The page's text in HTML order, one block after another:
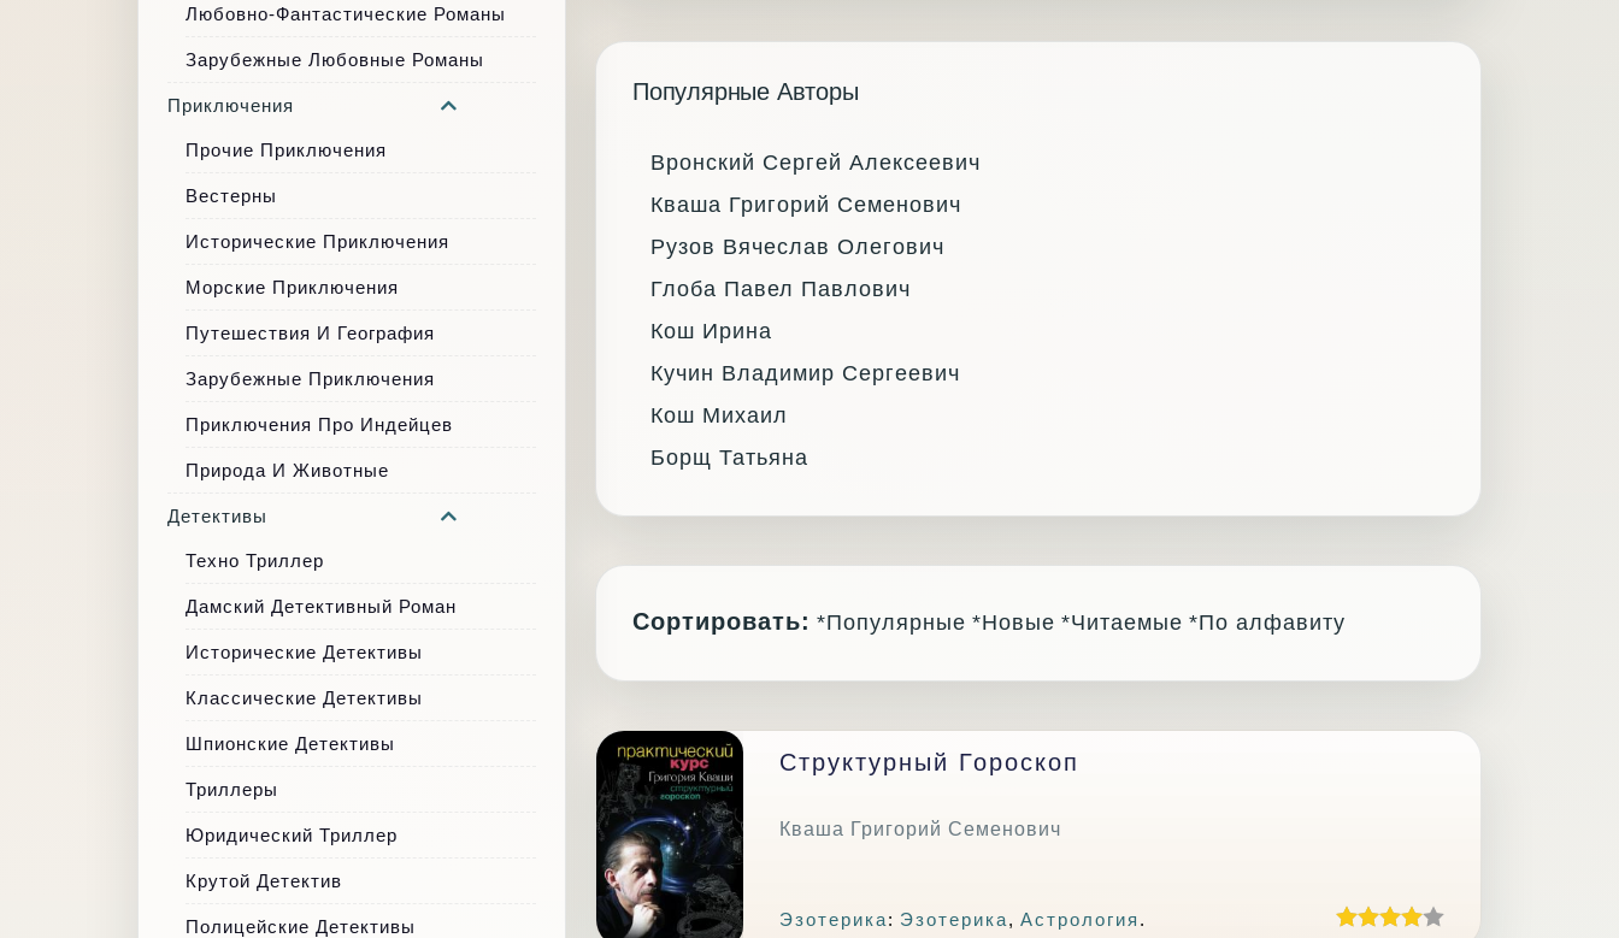
Популярные Авторы
Вронский Сергей Алексеевич
Кваша Григорий Семенович
Рузов Вячеслав Олегович
Глоба Павел Павлович
Кош Ирина
Кучин Владимир Сергеевич
Кош Михаил
Борщ Татьяна
Сортировать: *Популярные *Новые *Читаемые *По алфавиту
Структурный Гороскоп
Кваша Григорий Семенович
Эзотерика: Эзотерика, Астрология .
Любовно-Фантастические Романы
Зарубежные Любовные Романы
Приключения
Прочие Приключения
Вестерны
Исторические Приключения
Морские Приключения
Путешествия И География
Зарубежные Приключения
Приключения Про Индейцев
Природа И Животные
Детективы
Техно Триллер
Дамский Детективный Роман
Исторические Детективы
Классические Детективы
Шпионские Детективы
Триллеры
Юридический Триллер
Крутой Детектив
Полицейские Детективы